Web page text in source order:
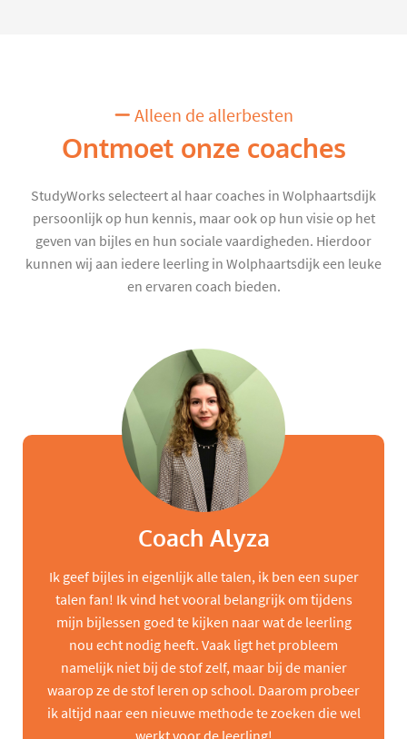
Alleen de allerbesten
Ontmoet onze coaches
StudyWorks selecteert al haar coaches in Wolphaartsdijk
persoonlijk op hun kennis, maar ook op hun visie op het
geven van bijles en hun sociale vaardigheden. Hierdoor
kunnen wij aan iedere leerling in Wolphaartsdijk een leuke
en ervaren coach bieden.
Coach Alyza
Ik geef bijles in eigenlijk alle talen, ik ben een super
talen fan! Ik vind het vooral belangrijk om tijdens
mijn bijlessen goed te kijken naar wat de leerling
nou echt nodig heeft. Vaak ligt het probleem
namelijk niet bij de stof zelf, maar bij de manier
waarop ze de stof leren op school. Daarom probeer
ik altijd naar een nieuwe methode te zoeken die wel